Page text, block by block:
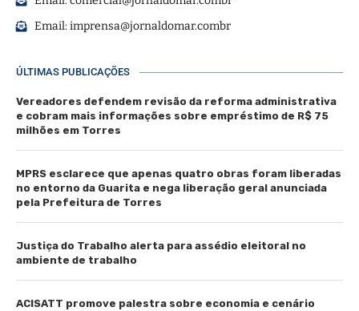
Email:imprensa@jornaldomar.combr
ÚLTIMAS PUBLICAÇÕES
Vereadores defendem revisão da reforma administrativa
e cobram mais informações sobre empréstimo de R$ 75
milhões em Torres
MPRS esclarece que apenas quatro obras foram liberadas
no entorno da Guarita e nega liberação geral anunciada
pela Prefeitura de Torres
Justiça do Trabalho alerta para assédio eleitoral no
ambiente de trabalho
ACISATT promove palestra sobre economia e cenário